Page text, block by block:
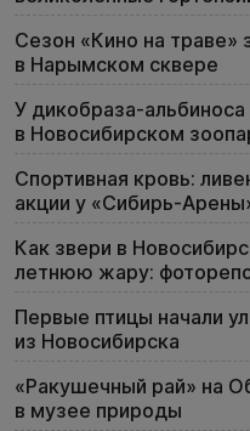
Сезон «Кино на
в Нарымском сквере
У дикобраза-
в Новосибирском
Спортивная кровь:
акции у «Сибирь-
Как звери в
летнюю жару:
Первые птицы начали
из Новосибирска
«Ракушечный рай» на
в музее природы